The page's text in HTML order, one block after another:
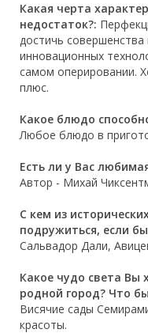
Какая черта
недостаток?:
достичь
инновационных
самом оперировании.
плюс.
Какое блюдо
Любое блюдо в
Есть ли у Вас
Автор - Михай
С кем из
подружиться, если
Сальвадор Дали,
Какое чудо света Вы
родной город? Что
Висячие сады
красоты.